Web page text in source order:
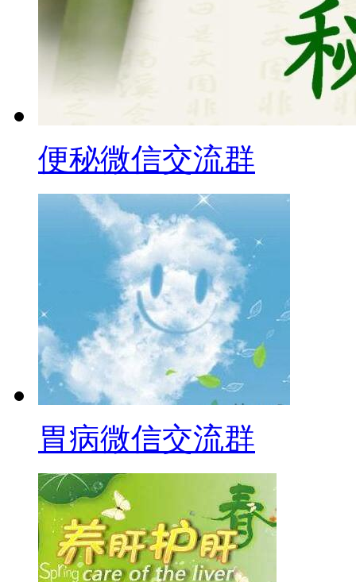
便秘微信交流群
胃病微信交流群